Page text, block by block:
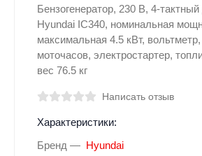
Бензогенератор, 230 В, 4-тактный
Hyundai ІС340, номинальная
максимальная 4.5 кВт,
моточасов, электростартер,
вес 76.5 кг
Написать отзыв
Характеристики:
Бренд
Hyundai